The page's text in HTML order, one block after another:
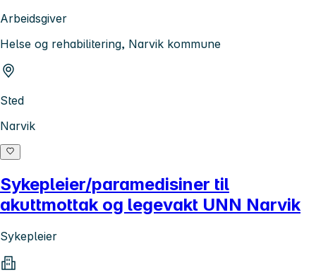
Arbeidsgiver
Helse og rehabilitering, Narvik kommune
Sted
Narvik
Sykepleier/paramedisiner til
akuttmottak og legevakt UNN Narvik
Sykepleier